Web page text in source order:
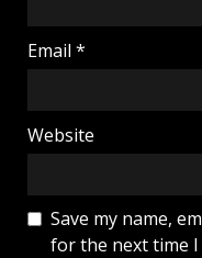
Email *
Website
Save my name,
for the next time I